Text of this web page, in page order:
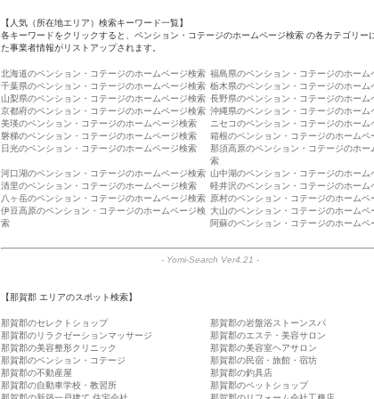
【人気（所在地エリア）検索キーワード一覧】
各キーワードをクリックすると、ペンション・コテージのホームページ検索 の各カテゴリー
た事業者情報がリストアップされます。
北海道のペンション・コテージのホームページ検索 福島県のペンション・コテージのホーム
千葉県のペンション・コテージのホームページ検索 栃木県のペンション・コテージのホーム
山梨県のペンション・コテージのホームページ検索 長野県のペンション・コテージのホーム
京都府のペンション・コテージのホームページ検索 沖縄県のペンション・コテージのホーム
美瑛のペンション・コテージのホームページ検索
ニセコのペンション・コテージのホーム
磐梯のペンション・コテージのホームページ検索
箱根のペンション・コテージのホームペ
日光のペンション・コテージのホームページ検索
那須高原のペンション・コテージのホー
索
河口湖のペンション・コテージのホームページ検索 山中湖のペンション・コテージのホーム
清里のペンション・コテージのホームページ検索
軽井沢のペンション・コテージのホーム
八ヶ岳のペンション・コテージのホームページ検索 原村のペンション・コテージのホームペ
伊豆高原のペンション・コテージのホームページ検
索
大山のペンション・コテージのホームペ
阿蘇のペンション・コテージのホームペ
- Yomi-Search Ver4.21 -
【那賀郡 エリアのスポット検索】
那賀郡のセレクトショップ
那賀郡の岩盤浴ストーンスパ
那賀郡のリラクゼーションマッサージ
那賀郡のエステ・美容サロン
那賀郡の美容整形クリニック
那賀郡の美容室ヘアサロン
那賀郡のペンション・コテージ
那賀郡の民宿・旅館・宿坊
那賀郡の不動産屋
那賀郡の釣具店
那賀郡の自動車学校・教習所
那賀郡のペットショップ